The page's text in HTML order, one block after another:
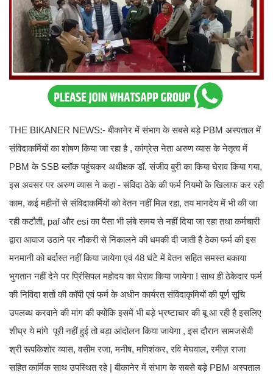
THE BIKANER NEWS:- बीकानेर में संभाग के सबसे बड़े PBM अस्पताल में
संविदाकर्मियों का शोषण किया जा रहा है , कांग्रेस नेता अरुण व्यास के नेतृत्व में
PBM के SSB ब्लॉक पहुंचकर अधीक्षक डॉ. संजीव बुरी का किया घेराव किया गया,
इस अवसर पर अरुण व्यास ने कहा - संविदा ठेके की फर्म नियमों के खिलाफ कर रही
काम, कई महीनों से संविदाकर्मियों को वेतन नहीं मिल रहा, तय मानदेय में भी की जा
रही कटौती, paf और esi का पैसा भी लंबे समय से नहीं दिया जा रहा तथा कर्मचारी
द्वारा आवाज उठाने पर नौकरी से निकालने की धमकी दी जाती है ठेका फर्म की इस
मनमानी को बर्दास्त नहीं किया जायेगा एवं 48 घंटे में वेतन सहित समस्त बकाया
भुगतान नहीं देने पर प्रिंसिपल महोदय का घेराव किया जायेगा ! साथ ही ठेकेदार फर्म
की निविदा शर्तो की कॉपी एवं फर्म के अधीन कार्यरत संविदाकृमियों की पूर्ण सूचि
उपलब्ध करवाने की मांग की क्योंकि इसमें भी बड़े भ्रष्टाचार की बू आ रही है इसलिए
शीघ्र ये मांगे पूरी नहीं हुई तो बड़ा आंदोलन किया जायेगा , इस दौरान सामजसेवी
श्री रूपकिशोर व्यास, वसीम रजा, मनीष, मणिशंकर, रवि मेघवाल, रमीज़ राजा
सहित कार्मिक साथ उपस्थित रहे | बीकानेर में संभाग के सबसे बड़े PBM अस्पताल